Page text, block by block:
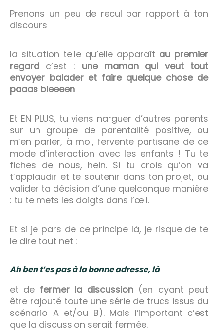
Prenons un peu de recul par rapport à ton
discours
la situation telle qu’elle apparaît au premier
regard c’est : une maman qui veut tout
envoyer balader et faire quelque chose de
paaas bieeeen
Et EN PLUS, tu viens narguer d’autres parents
sur un groupe de parentalité positive, ou
m’en parler, à moi, fervente partisane de ce
mode d’interaction avec les enfants ! Tu te
fiches de nous, hein. Si tu crois qu’on va
t’applaudir et te soutenir dans ton projet, ou
valider ta décision d’une quelconque manière
: tu te mets les doigts dans l’œil.
Et si je pars de ce principe là, je risque de te
le dire tout net :
Ah ben t’es pas à la bonne adresse, là
et de fermer la discussion (en ayant peut
être rajouté toute une série de trucs issus du
scénario A et/ou B). Mais l’important c’est
que la discussion serait fermée.